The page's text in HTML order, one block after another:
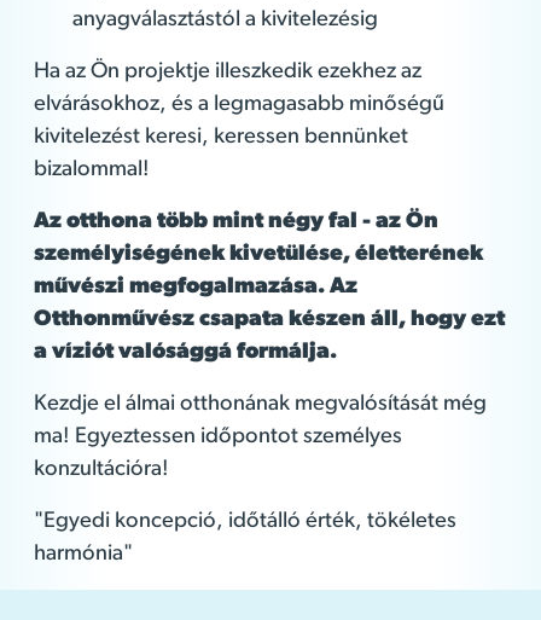
anyagválasztástól a kivitelezésig
Ha az Ön projektje illeszkedik ezekhez az
elvárásokhoz, és a legmagasabb minőségű
kivitelezést keresi, keressen bennünket
bizalommal!
Az otthona több mint négy fal - az Ön
személyiségének kivetülése, életterének
művészi megfogalmazása. Az
Otthonművész csapata készen áll, hogy ezt
a víziót valósággá formálja.
Kezdje el álmai otthonának megvalósítását még
ma! Egyeztessen időpontot személyes
konzultációra!
"Egyedi koncepció, időtálló érték, tökéletes
harmónia"